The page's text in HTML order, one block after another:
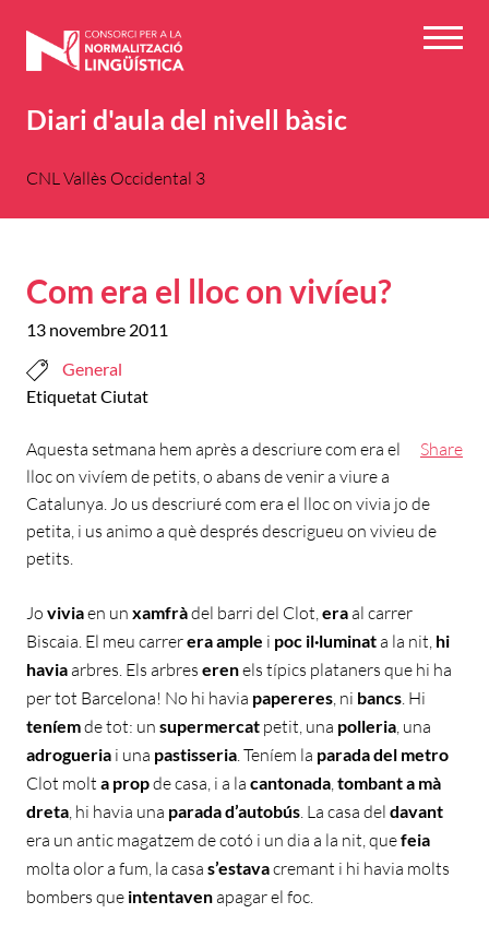
Diari d'aula del nivell bàsic
CNL Vallès Occidental 3
Com era el lloc on vivíeu?
13 novembre 2011
General
EtiquetatCiutat
Share
Aquesta setmana hem après a descriure com era el
lloc on vivíem de petits, o abans de venir a viure a
Catalunya. Jo us descriuré com era el lloc on vivia jo de
petita, i us animo a què després descrigueu on vivieu de
petits.
Jo viviaen un xamfràdel barri del Clot, eraal carrer
Biscaia. El meu carrerera ample i poc il·luminata la nit, hi
haviaarbres. Els arbres erenels típics plataners que hi ha
per tot Barcelona! No hi havia papereres , ni bancs . Hi
teníemde tot: un supermercat petit, una polleria , una
adrogueria i una pastisseria . Teníem la parada del metro
Clot molt a propde casa, i a la cantonada tombant a mà
dreta , hi havia una parada d’autobús . La casa del davant
era un antic magatzem de cotó i un dia a la nit, quefeia
molta olor a fum, la casa s’estavacremant i hi havia molts
bombers que intentavenapagar el foc.